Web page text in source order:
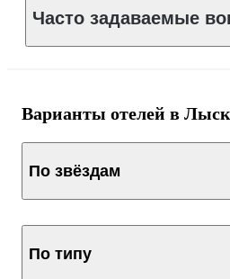
Часто задаваемые
Варианты отелей в
По звёздам
По типу